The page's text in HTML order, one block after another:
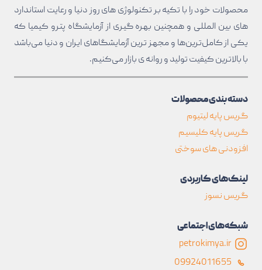
محصولات خود را با تکیه بر تکنولوژی های روز دنیا و رعایت استاندارد
های بین المللی و همچنین بهره گیری از آزمایشگاه پترو کیمیا که
یکی از کامل‌ترین‌ها و مجهز ترین آزمایشگاهای ایران و دنیا می‌باشد
با بالا‌ترین کیفیت تولید و روانه ی بازار می‌کنیم.
دسته بندی محصولات
گریس پایه لیتیوم
گریس پایه کلیسیم
افزودنی های سوختی
لینک‌های کاربردی
گریس نسوز
شبکه‌های اجتماعی
petrokimya.ir
09924011655